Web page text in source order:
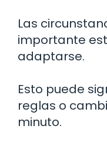
Las
importante
adaptarse.
Esto puede
reglas o
minuto.